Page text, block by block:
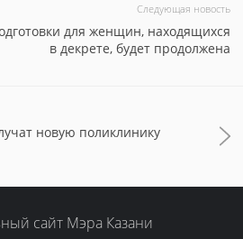
Следующая новость
для женщин, находящихся
в декрете, будет продолжена
новую поликлинику
сайт Мэра Казани